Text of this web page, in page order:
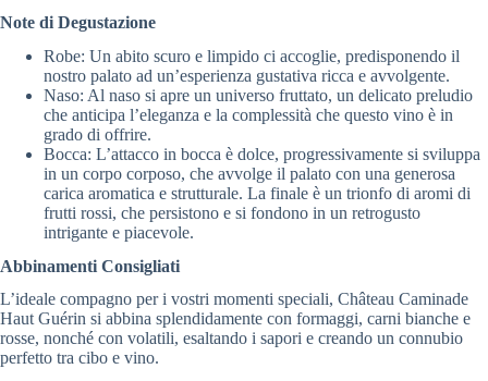
Note di Degustazione
Robe: Un abito scuro e limpido ci accoglie, predisponendo il
nostro palato ad un’esperienza gustativa ricca e avvolgente.
Naso: Al naso si apre un universo fruttato, un delicato preludio
che anticipa l’eleganza e la complessità che questo vino è in
grado di offrire.
Bocca: L’attacco in bocca è dolce, progressivamente si sviluppa
in un corpo corposo, che avvolge il palato con una generosa
carica aromatica e strutturale. La finale è un trionfo di aromi di
frutti rossi, che persistono e si fondono in un retrogusto
intrigante e piacevole.
Abbinamenti Consigliati
L’ideale compagno per i vostri momenti speciali, Château Caminade
Haut Guérin si abbina splendidamente con formaggi, carni bianche e
rosse, nonché con volatili, esaltando i sapori e creando un connubio
perfetto tra cibo e vino.